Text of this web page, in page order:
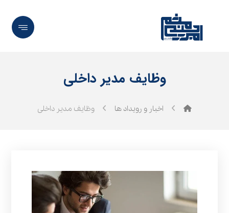
وظایف مدیر داخلی
اخبار و رویداد ها وظایف مدیر داخلی